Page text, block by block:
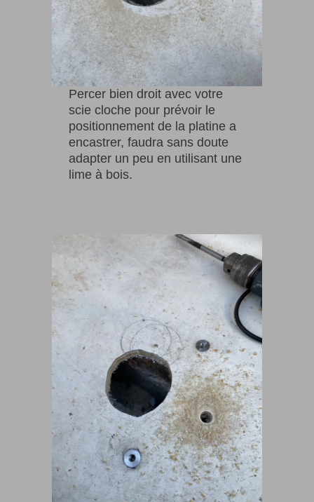
Percer bien droit avec votre
scie cloche pour prévoir le
positionnement de la platine a
encastrer, faudra sans doute
adapter un peu en utilisant une
lime à bois.